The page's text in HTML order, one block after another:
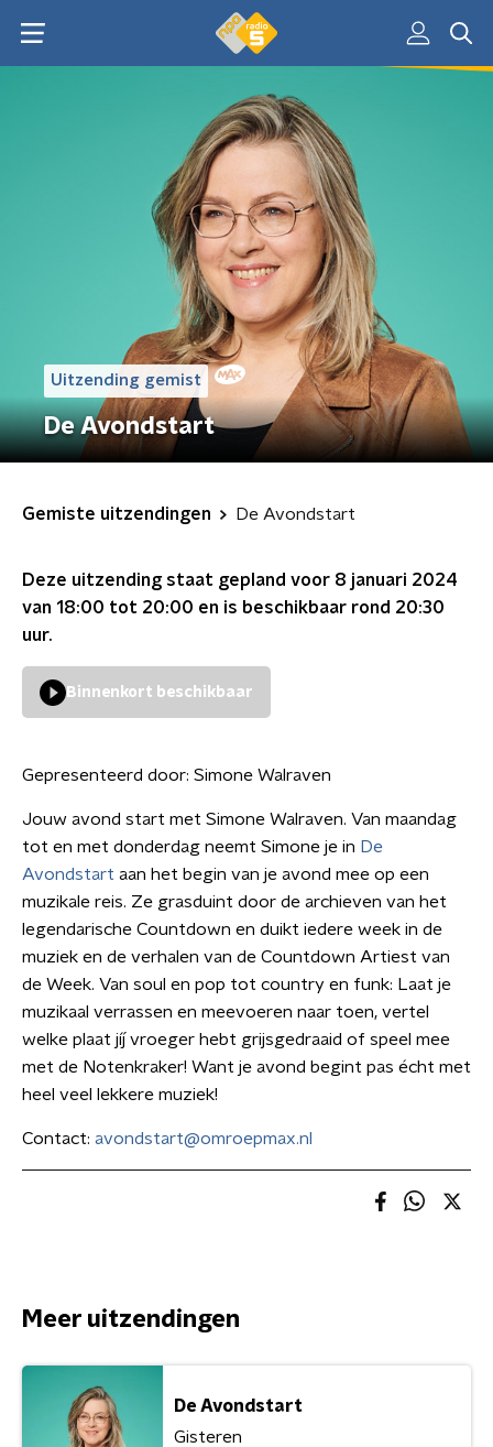
Uitzending gemist
De Avondstart
Gemiste uitzendingen De Avondstart
Deze uitzending staat gepland voor 8 januari 2024
van 18:00 tot 20:00 en is beschikbaar rond 20:30
uur.
Binnenkort beschikbaar
Gepresenteerd door: Simone Walraven
Jouw avond start met Simone Walraven. Van maandag
tot en met donderdag neemt Simone je in De
Avondstart aan het begin van je avond mee op een
muzikale reis. Ze grasduint door de archieven van het
legendarische Countdown en duikt iedere week in de
muziek en de verhalen van de Countdown Artiest van
de Week. Van soul en pop tot country en funk: Laat je
muzikaal verrassen en meevoeren naar toen, vertel
welke plaat jíj vroeger hebt grijsgedraaid of speel mee
met de Notenkraker! Want je avond begint pas écht met
heel veel lekkere muziek!
Contact: avondstart@omroepmax.nl
Meer uitzendingen
De Avondstart
Gisteren